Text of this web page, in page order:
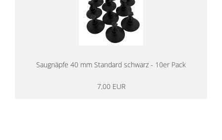
Saugnäpfe 40 mm Standard schwarz - 10er Pack
7,00 EUR